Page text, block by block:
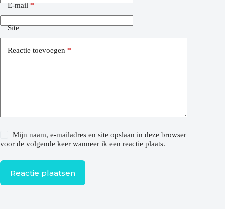
E-mail*
Site
Reactie toevoegen *
Mijn naam, e-mailadres en site opslaan in deze browser
voor de volgende keer wanneer ik een reactie plaats.
Reactie plaatsen